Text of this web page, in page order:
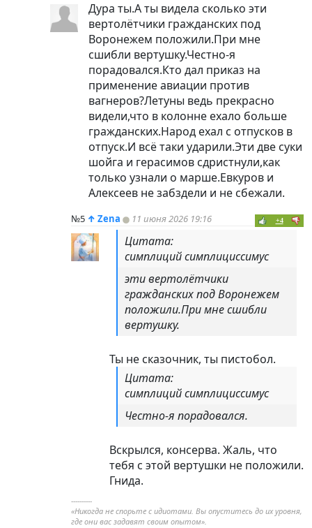
Дура ты.А ты видела сколько эти
вертолётчики гражданских под
Воронежем положили.При мне
сшибли вертушку.Честно-я
порадовался.Кто дал приказ на
применение авиации против
вагнеров?Летуны ведь прекрасно
видели,что в колонне ехало больше
гражданских.Народ ехал с отпусков в
отпуск.И всё таки ударили.Эти две суки
шойга и герасимов сдристнули,как
только узнали о марше.Евкуров и
Алексеев не забздели и не сбежали.
№5 ↑ Zena 11 июня 2026 19:16 +4
Цитата:
симплиций симплициссимус
эти вертолётчики
гражданских под Воронежем
положили.При мне сшибли
вертушку.
Ты не сказочник, ты пистобол.
Цитата:
симплиций симплициссимус
Честно-я порадовался.
Вскрылся, консерва. Жаль, что
тебя с этой вертушки не положили.
Гнида.
----------
«Никогда не спорьте с идиотами. Вы опуститесь до их уровня,
где они вас задавят своим опытом».